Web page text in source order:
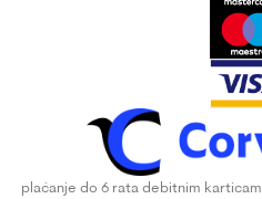
plaćanje do 6 rata debitnim